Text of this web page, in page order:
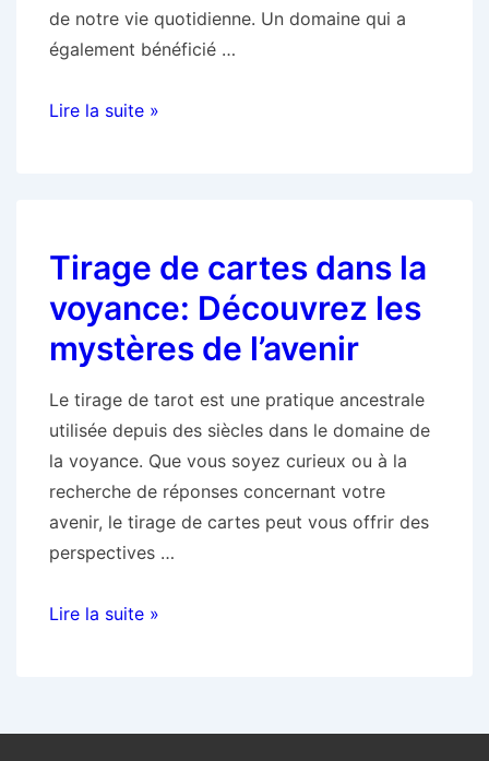
de notre vie quotidienne. Un domaine qui a
également bénéficié …
Tirage
:
divinatoire
à
Lire la suite »
Tirage de cartes dans la
voyance: Découvrez les
mystères de l’avenir
Le tirage de tarot est une pratique ancestrale
utilisée depuis des siècles dans le domaine de
la voyance. Que vous soyez curieux ou à la
recherche de réponses concernant votre
avenir, le tirage de cartes peut vous offrir des
perspectives …
Tirage
la
Lire la suite »